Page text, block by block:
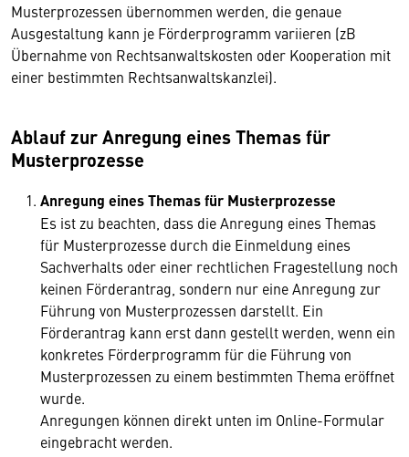
Musterprozessen übernommen werden, die genaue
Ausgestaltung kann je Förderprogramm variieren (zB
Übernahme von Rechtsanwaltskosten oder Kooperation mit
einer bestimmten Rechtsanwaltskanzlei).
Ablauf zur Anregung eines Themas für
Musterprozesse
Anregung eines Themas für Musterprozesse
Es ist zu beachten, dass die Anregung eines Themas
für Musterprozesse durch die Einmeldung eines
Sachverhalts oder einer rechtlichen Fragestellung noch
keinen Förderantrag, sondern nur eine Anregung zur
Führung von Musterprozessen darstellt. Ein
Förderantrag kann erst dann gestellt werden, wenn ein
konkretes Förderprogramm für die Führung von
Musterprozessen zu einem bestimmten Thema eröffnet
wurde.
Anregungen können direkt unten im Online-Formular
eingebracht werden.